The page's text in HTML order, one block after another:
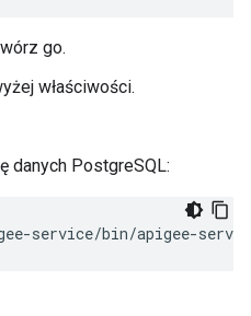
go.
właściwości.
danych PostgreSQL:
service/bin/apigee-